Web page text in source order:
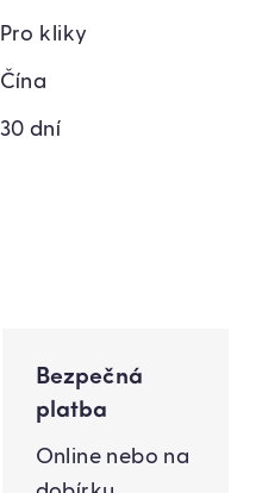
Pro kliky
Čína
30 dní
Bezpečná
platba
Online nebo na